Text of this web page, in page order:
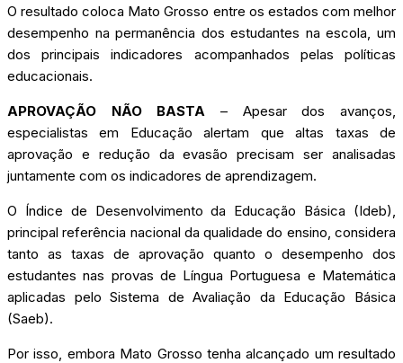
O resultado coloca Mato Grosso entre os estados com melhor
desempenho na permanência dos estudantes na escola, um
dos principais indicadores acompanhados pelas políticas
educacionais.
APROVAÇÃO NÃO BASTA – Apesar dos avanços,
especialistas em Educação alertam que altas taxas de
aprovação e redução da evasão precisam ser analisadas
juntamente com os indicadores de aprendizagem.
O Índice de Desenvolvimento da Educação Básica (Ideb),
principal referência nacional da qualidade do ensino, considera
tanto as taxas de aprovação quanto o desempenho dos
estudantes nas provas de Língua Portuguesa e Matemática
aplicadas pelo Sistema de Avaliação da Educação Básica
(Saeb).
Por isso, embora Mato Grosso tenha alcançado um resultado